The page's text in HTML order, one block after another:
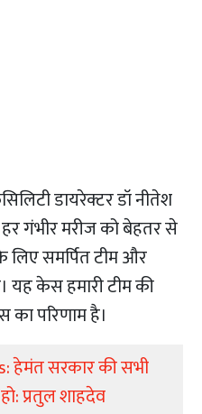
डायरेक्टर डॉ नीतेश
गंभीर मरीज को बेहतर से
समर्पित टीम और
केस हमारी टीम की
का परिणाम है।
हेमंत सरकार की सभी
प्रतुल शाहदेव